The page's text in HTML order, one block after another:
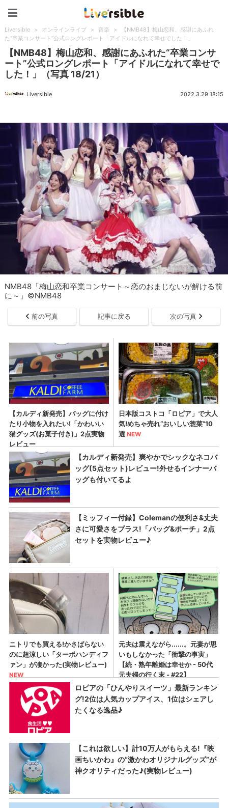
Liversible > オンラインライブ > 音楽 >
【NMB48】梅山恋和、感謝にあふれ
た“卒業コンサート”公式ロングレポート「アイドルになれて幸せでした！」
【NMB48】梅山恋和、感謝にあふれた“卒業コンサ
ート”公式ロングレポート「アイドルになれて幸せで
した！」（写真 18/21）
Liversible 2022.3.29 18:15
NMB48「梅山恋和卒業コンサート～恋のおまじないが解ける前
に～」©NMB48
前の写真 記事に戻る 次の写真